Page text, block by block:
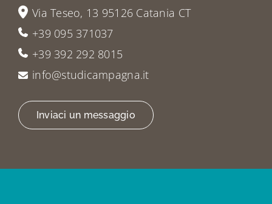
Via Teseo, 13 95126 Catania CT
+39 095 371037
+39 392 292 8015
info@studicampagna.it
Inviaci un messaggio